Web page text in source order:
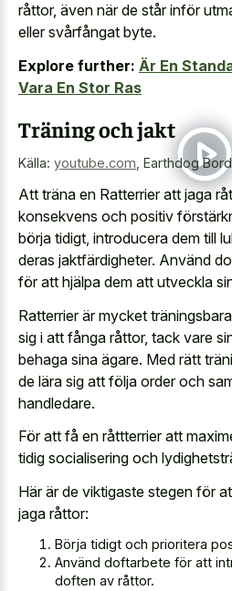
råttor, även när de står inför
eller svårfångat byte.
Explore further: Är En
Vara En Stor Ras
Träning och jakt
Källa: youtube.com Earthdog
Att träna en Ratterrier att jaga
konsekvens och positiv
börja tidigt, introducera dem till
deras jaktfärdigheter. Använd
för att hjälpa dem att utveckla
Ratterrier är mycket
sig i att fånga råttor, tack vare
behaga sina ägare. Med rätt
de lära sig att följa order och
handledare.
För att få en råttterrier att
tidig socialisering och
Här är de viktigaste stegen för
jaga råttor:
Börja tidigt och prioritera
Använd doftarbete för att
doften av råttor.